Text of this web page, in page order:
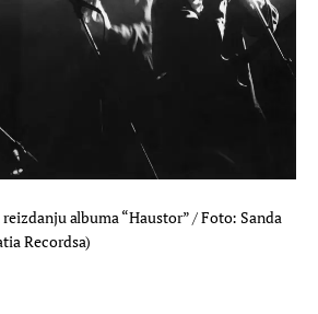
albuma “Haustor” / Foto: Sanda
Recordsa)